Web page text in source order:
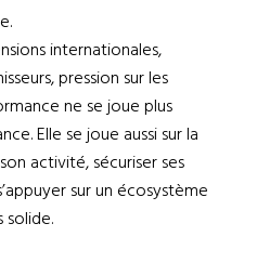
internationales,
pression sur les
ne se joue plus
Elle se joue aussi sur la
activité, sécuriser ses
sur un écosystème
solide.